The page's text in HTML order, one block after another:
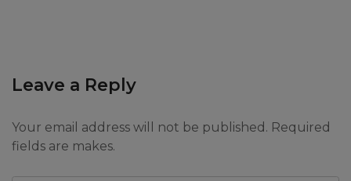
Leave a Reply
Your email address will not be published. Required
fields are makes.